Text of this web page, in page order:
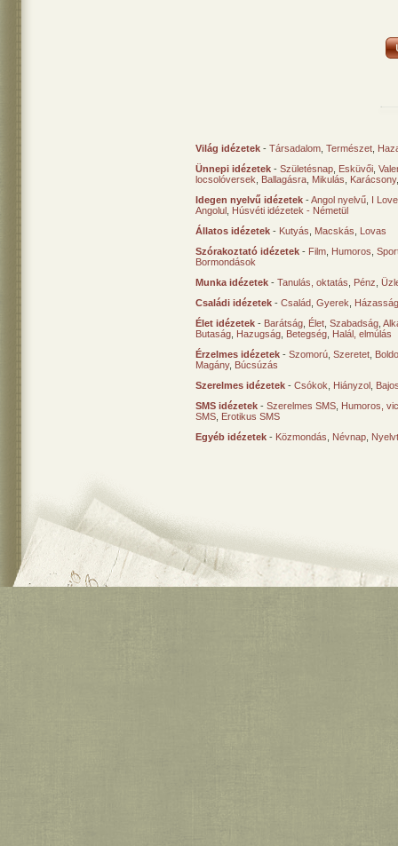
Világ idézetek - Társadalom Természet
Ünnepi idézetek - Születésnap Esküvői
locsolóversek
Ballagásra Mikulás Karácsony
Idegen nyelvű idézetek -Angol nyelvű I
Angolul Húsvéti idézetek - Németül
Állatos idézetek - Kutyás Macskás
Lovas
Szórakoztató idézetek - Film Humoros
Bormondások
Munka idézetek - Tanulás, oktatás Pénz
Családi idézetek - Család Gyerek
Élet idézetek - Barátság Élet Szabadság
Butaság Hazugság Betegség Halál, elmúlás
Érzelmes idézetek - Szomorú Szeretet
Magány, Búcsúzás
Szerelmes idézetek - Csókok Hiányzol
SMS idézetek - Szerelmes SMS Humoros,
SMS Erotikus SMS
Egyéb idézetek - Közmondás Névnap